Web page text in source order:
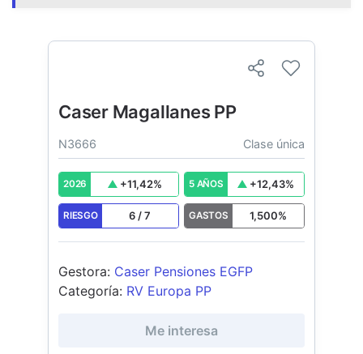
Caser Magallanes PP
N3666 Clase única
2026 +11,42% 5 AÑOS +12,43%
RIESGO 6 /7 GASTOS 1,500%
Gestora: Caser Pensiones EGFP
Categoría: RV Europa PP
Me interesa